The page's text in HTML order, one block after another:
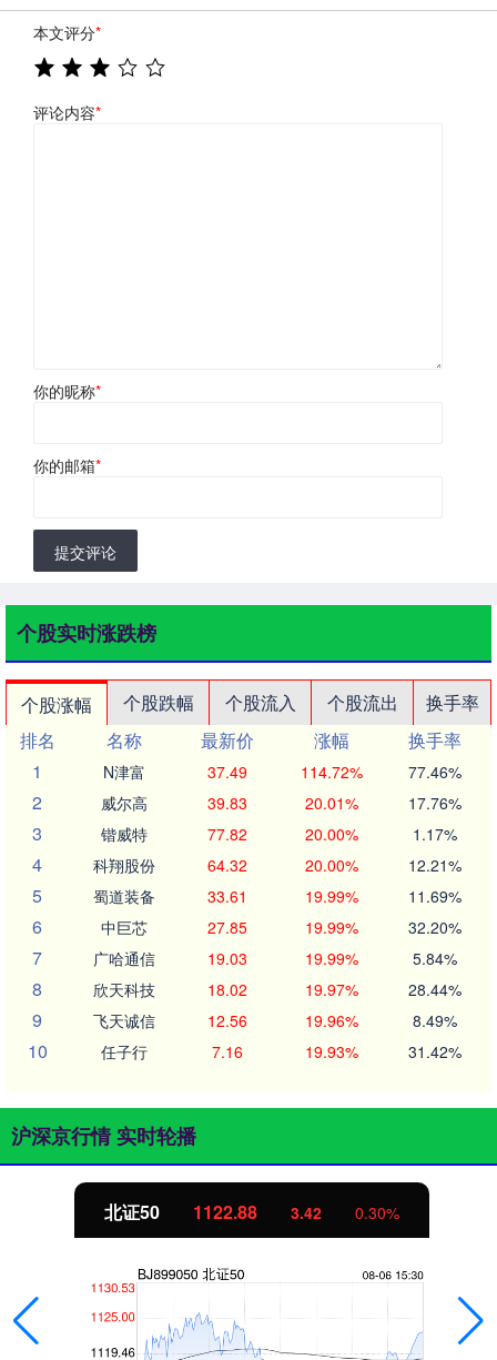
本文评分*
评论内容*
你的昵称*
你的邮箱*
提交评论
个股实时涨跌榜
个股涨幅 个股跌幅 个股流入 个股流出
换手率
排名
名称 最新价 涨幅
换手率
1
N津富 37.49 114.72% 77.46%
2 威尔高 39.83 20.01% 17.76%
3 锴威特 77.82 20.00% 1.17%
4 科翔股份 64.32 20.00% 12.21%
5 蜀道装备 33.61 19.99% 11.69%
6 中巨芯 27.85 19.99% 32.20%
7 广哈通信 19.03 19.99% 5.84%
8 欣天科技 18.02 19.97% 28.44%
9 飞天诚信 12.56 19.96% 8.49%
10 任子行 7.16 19.93% 31.42%
沪深京行情 实时轮播
北证50 1122.88 3.42 0.30%